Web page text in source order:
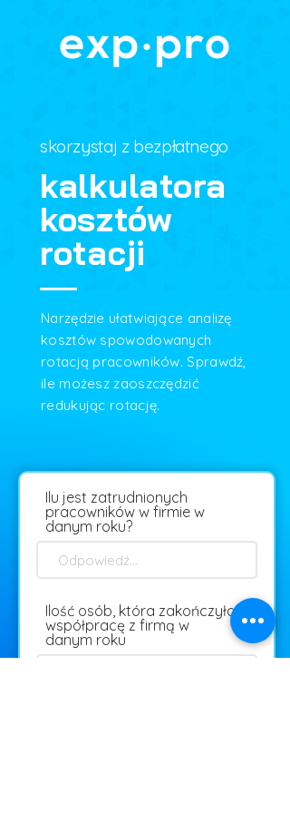
skorzystaj z bezpłatnego
kalkulatora
kosztów
rotacji
Narzędzie ułatwiające analizę
kosztów spowodowanych
rotacją pracowników. Sprawdź,
ile możesz zaoszczędzić
redukując rotację.
Ilu jest zatrudnionych
pracowników w firmie w
danym roku?
Ilość osób, która zakończyła
współpracę z firmą w
danym roku